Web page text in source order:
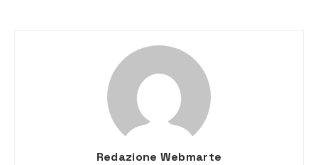
Redazione Webmarte